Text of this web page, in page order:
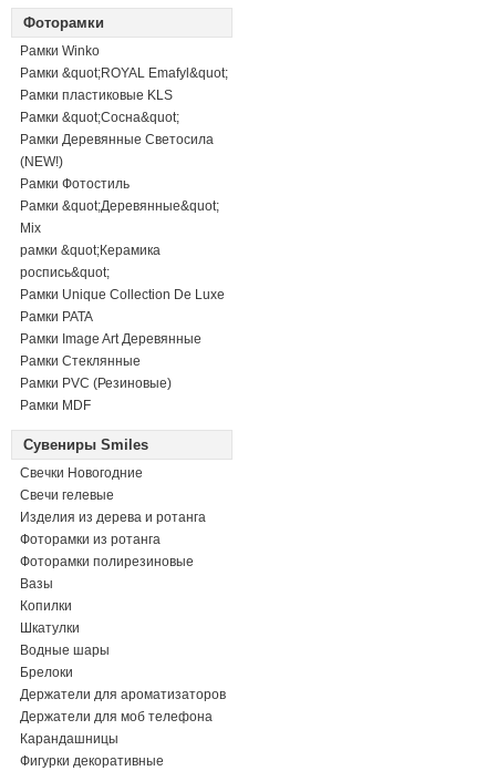
Фоторамки
Рамки Winko
Рамки &quot;ROYAL Emafyl&quot;
Рамки пластиковые KLS
Рамки &quot;Сосна&quot;
Рамки Деревянные Светосила
(NEW!)
Рамки Фотостиль
Рамки &quot;Деревянные&quot;
Mix
рамки &quot;Керамика
роспись&quot;
Рамки Unique Collection De Luxe
Рамки PATA
Рамки Image Art Деревянные
Рамки Стеклянные
Рамки PVC (Резиновые)
Рамки MDF
Сувениры Smiles
Свечки Новогодние
Свечи гелевые
Изделия из дерева и ротанга
Фоторамки из ротанга
Фоторамки полирезиновые
Вазы
Копилки
Шкатулки
Водные шары
Брелоки
Держатели для ароматизаторов
Держатели для моб телефона
Карандашницы
Фигурки декоративные